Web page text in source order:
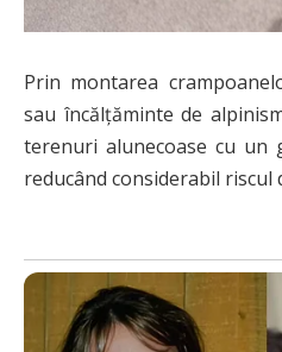
Prin montarea
sau încălțăminte de
terenuri alunecoase cu un
reducând considerabil riscul